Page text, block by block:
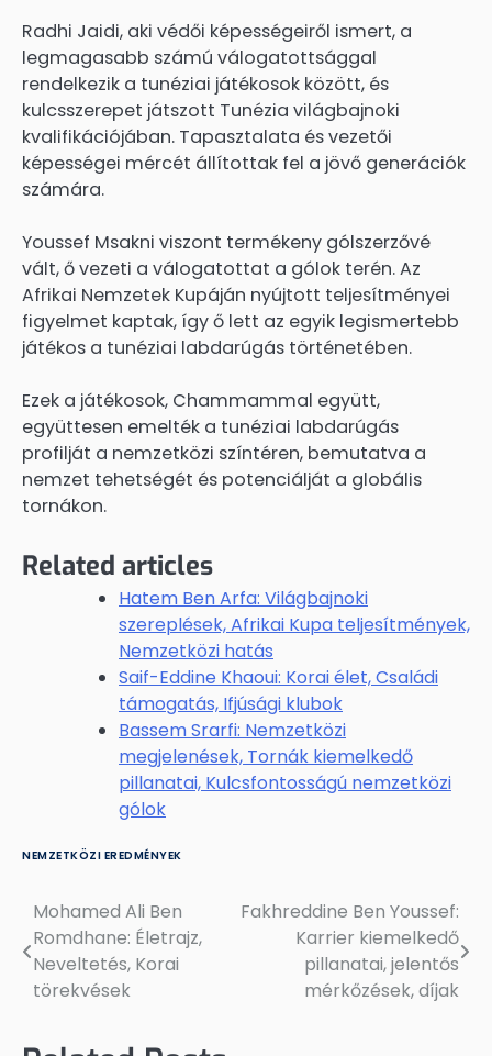
Radhi Jaidi, aki védői képességeiről ismert, a
legmagasabb számú válogatottsággal
rendelkezik a tunéziai játékosok között, és
kulcsszerepet játszott Tunézia világbajnoki
kvalifikációjában. Tapasztalata és vezetői
képességei mércét állítottak fel a jövő generációk
számára.
Youssef Msakni viszont termékeny gólszerzővé
vált, ő vezeti a válogatottat a gólok terén. Az
Afrikai Nemzetek Kupáján nyújtott teljesítményei
figyelmet kaptak, így ő lett az egyik legismertebb
játékos a tunéziai labdarúgás történetében.
Ezek a játékosok, Chammammal együtt,
együttesen emelték a tunéziai labdarúgás
profilját a nemzetközi színtéren, bemutatva a
nemzet tehetségét és potenciálját a globális
tornákon.
Related articles
Hatem Ben Arfa: Világbajnoki
szereplések, Afrikai Kupa teljesítmények,
Nemzetközi hatás
Saif-Eddine Khaoui: Korai élet, Családi
támogatás, Ifjúsági klubok
Bassem Srarfi: Nemzetközi
megjelenések, Tornák kiemelkedő
pillanatai, Kulcsfontosságú nemzetközi
gólok
NEMZETKÖZI EREDMÉNYEK
Post
navigation
Mohamed Ali Ben
Romdhane: Életrajz,
Neveltetés, Korai
törekvések
Fakhreddine Ben Youssef:
Karrier kiemelkedő
pillanatai, jelentős
mérkőzések, díjak